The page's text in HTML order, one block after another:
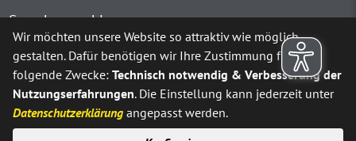
Sprachauswahl
Möchten Sie vonGoogle Translate bereitgestellte externe
Ja Immer
Wir möchten unsere Website so attraktiv wie möglich
gestalten. Dafür benötigen wir Ihre Zustimmung für
folgende Zwecke:Technisch notwendig & Verbesserung der
Nutzungserfahrungen. Die Einstellung kann jederzeit unter
Datenschutzerklärung angepasst werden.